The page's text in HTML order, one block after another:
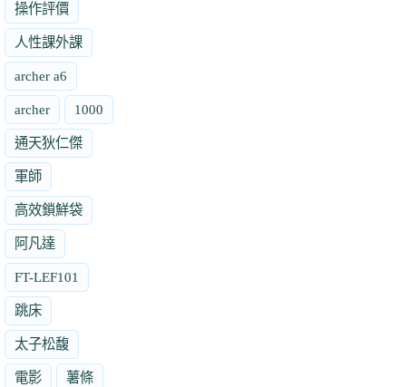
操作評價
人性課外課
archer a6
archer 1000
通天狄仁傑
軍師
高效鎖鮮袋
阿凡達
FT-LEF101
跳床
太子松馥
電影 薯條